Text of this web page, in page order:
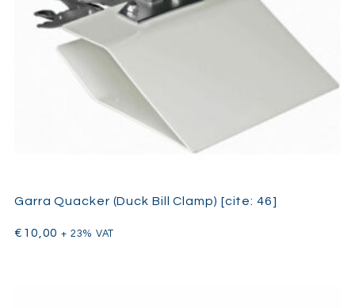
Garra Quacker (Duck Bill Clamp) [cite: 46]
€ 10,00 + 23% VAT